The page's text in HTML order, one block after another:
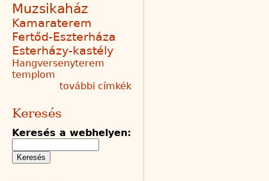
Muzsikaház
Kamaraterem
Fertőd-Eszterháza
Esterházy-kastély
Hangversenyterem
templom
további címkék
Keresés
Keresés a webhelyen: